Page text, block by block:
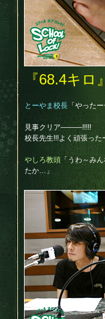
『68.4キロ
とーやま校長 「やった
見事クリア―――!!!!!
校長先生!!!よく頑張った
やしろ教頭 「うわ～み
たか…」